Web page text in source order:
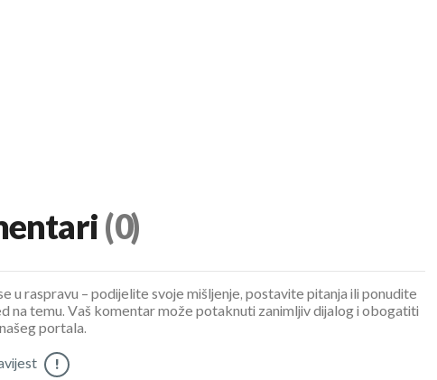
(0)
u raspravu – podijelite svoje mišljenje, postavite pitanja ili ponudite
na temu. Vaš komentar može potaknuti zanimljiv dijalog i obogatiti
portala.
!